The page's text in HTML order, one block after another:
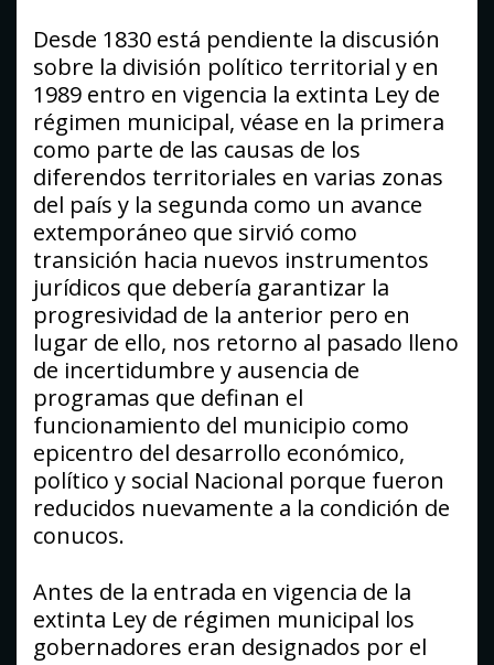
Desde 1830 está pendiente la discusión
sobre la división político territorial y en
1989 entro en vigencia la extinta Ley de
régimen municipal, véase en la primera
como parte de las causas de los
diferendos territoriales en varias zonas
del país y la segunda como un avance
extemporáneo que sirvió como
transición hacia nuevos instrumentos
jurídicos que debería garantizar la
progresividad de la anterior pero en
lugar de ello, nos retorno al pasado lleno
de incertidumbre y ausencia de
programas que definan el
funcionamiento del municipio como
epicentro del desarrollo económico,
político y social Nacional porque fueron
reducidos nuevamente a la condición de
conucos.
Antes de la entrada en vigencia de la
extinta Ley de régimen municipal los
gobernadores eran designados por el